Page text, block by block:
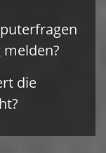
die